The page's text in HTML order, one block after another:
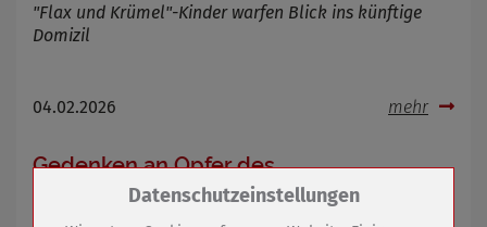
"Flax und Krümel"-Kinder warfen Blick ins künftige
Domizil
04.02.2026 mehr
Gedenken an Opfer des
Nationalsozialismus
Zum Betrieb der Seite notwendige Cookies /
Datenschutzeinstellungen